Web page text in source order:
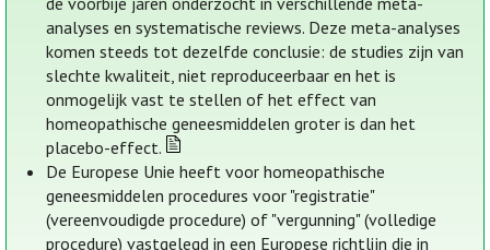
analyses en systematische reviews. Deze meta-analyses
komen steeds tot dezelfde conclusie: de studies zijn van
slechte kwaliteit, niet reproduceerbaar en het is
onmogelijk vast te stellen of het effect van
homeopathische geneesmiddelen groter is dan het
placebo-effect.
De Europese Unie heeft voor homeopathische
geneesmiddelen procedures voor "registratie"
(vereenvoudigde procedure) of "vergunning" (volledige
procedure) vastgelegd in een Europese richtlijn die in